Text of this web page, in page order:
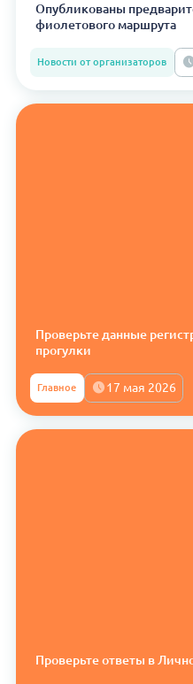
Опубликованы
фиолетового маршрута
Новости от организаторов
Проверьте данные
прогулки
Главное 17 мая 2026
Проверьте ответы в